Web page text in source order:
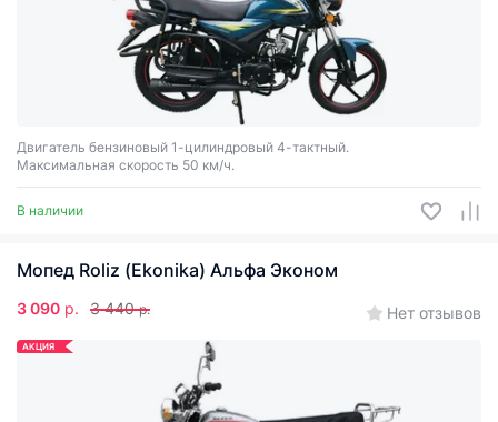
Двигатель бензиновый 1-цилиндровый 4-тактный.
Максимальная скорость 50 км/ч.
В наличии
Мопед Roliz (Ekonika) Альфа Эконом
3 090 р. 3 440 р. Нет отзывов
АКЦИЯ